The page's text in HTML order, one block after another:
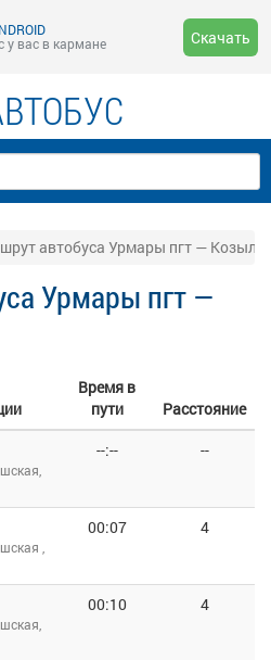
у вас в кармане
Скачать
автобуса Урмары пгт —
Урмары пгт —
Время в
пути
Расстояние
--:-- --
,
00:07 4
00:10 4